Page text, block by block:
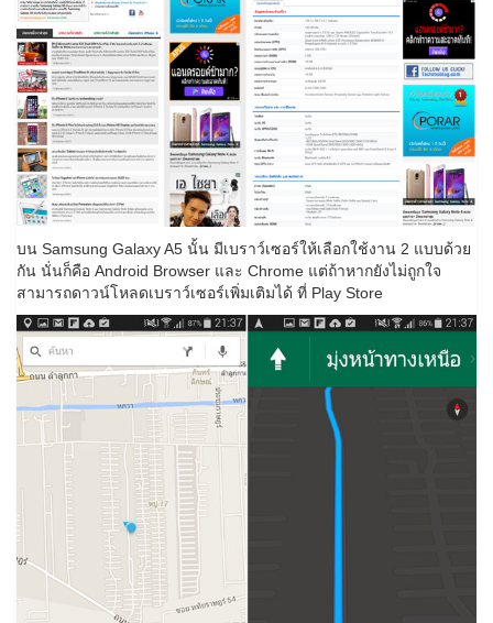
บน Samsung Galaxy A5 นั้น มีเบราว์เซอร์ให้เลือกใช้งาน 2 แบบด้วย
กัน นั่นก็คือ Android Browser และ Chrome แต่ถ้าหากยังไม่ถูกใจ
สามารถดาวน์โหลดเบราว์เซอร์เพิ่มเติมได้ ที่ Play Store